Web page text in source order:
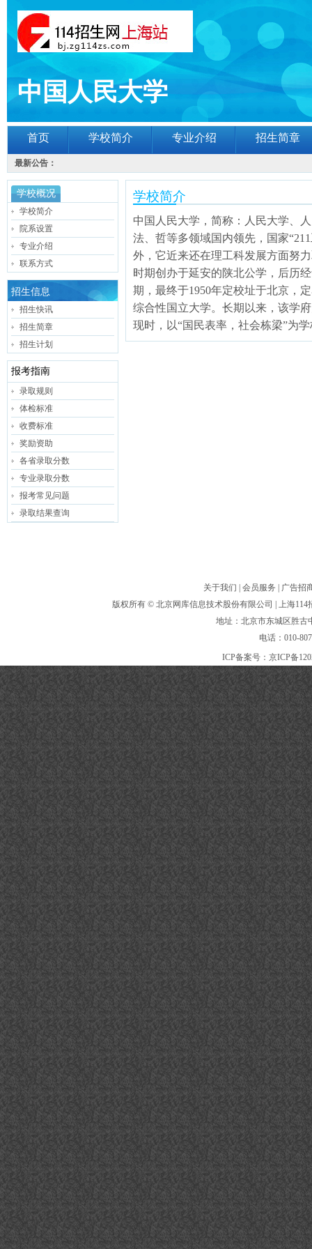
中国人民大学
首页 学校简介 专业介绍 招生简章
最新公告：
学校概况
学校简介
院系设置
专业介绍
联系方式
招生信息
招生快讯
招生简章
招生计划
报考指南
录取规则
体检标准
收费标准
奖励资助
各省录取分数
专业录取分数
报考常见问题
录取结果查询
学校简介
中国人民大学，简称：人民大学、
法、哲等多领域国内领先，国家
外，它近来还在理工科发展方面努
时期创办于延安的陕北公学，后历
期，最终于1950年定校址于北京，
综合性国立大学。长期以来，该学
现时，以“国民表率，社会栋梁”为
关于我们 会员服务
广告招
版权所有 © 北京网库信息技术股份有限公司
| 上海
地址：北京市东城区胜
电话：010-
ICP备案号： 京ICP备